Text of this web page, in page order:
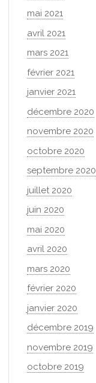
mai 2021
avril 2021
mars 2021
février 2021
janvier 2021
décembre 2020
novembre 2020
octobre 2020
septembre 2020
juillet 2020
juin 2020
mai 2020
avril 2020
mars 2020
février 2020
janvier 2020
décembre 2019
novembre 2019
octobre 2019